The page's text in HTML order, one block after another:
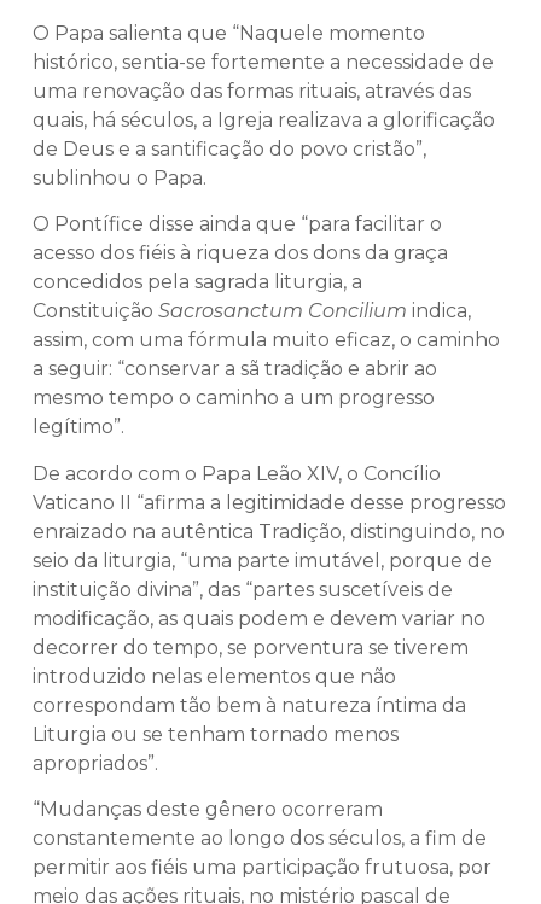
O Papa salienta que “Naquele momento
histórico, sentia-se fortemente a necessidade de
uma renovação das formas rituais, através das
quais, há séculos, a Igreja realizava a glorificação
de Deus e a santificação do povo cristão”,
sublinhou o Papa.
O Pontífice disse ainda que “para facilitar o
acesso dos fiéis à riqueza dos dons da graça
concedidos pela sagrada liturgia, a
Constituição Sacrosanctum Concilium indica,
assim, com uma fórmula muito eficaz, o caminho
a seguir: “conservar a sã tradição e abrir ao
mesmo tempo o caminho a um progresso
legítimo”.
De acordo com o Papa Leão XIV, o Concílio
Vaticano II “afirma a legitimidade desse progresso
enraizado na autêntica Tradição, distinguindo, no
seio da liturgia, “uma parte imutável, porque de
instituição divina”, das “partes suscetíveis de
modificação, as quais podem e devem variar no
decorrer do tempo, se porventura se tiverem
introduzido nelas elementos que não
correspondam tão bem à natureza íntima da
Liturgia ou se tenham tornado menos
apropriados”.
“Mudanças deste gênero ocorreram
constantemente ao longo dos séculos, a fim de
permitir aos fiéis uma participação frutuosa, por
meio das ações rituais, no mistério pascal de